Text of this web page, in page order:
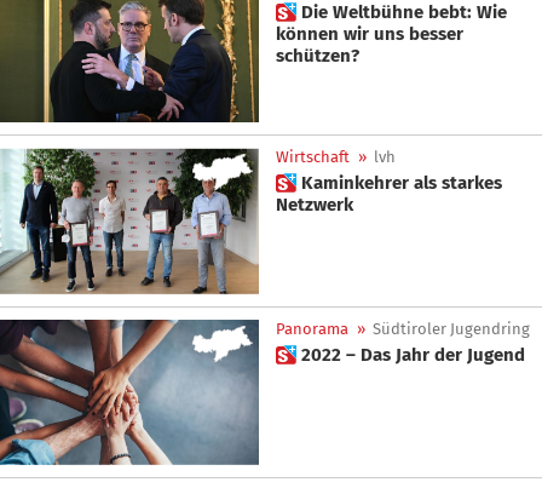
 Die Weltbühne bebt: Wie
können wir uns besser
schützen?
Wirtschaft » lvh
 Kaminkehrer als starkes
Netzwerk
Panorama » Südtiroler Jugendring
 2022 – Das Jahr der Jugend